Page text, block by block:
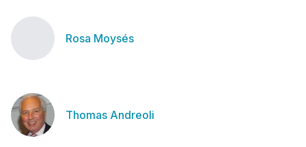
Rosa Moysés
Thomas Andreoli